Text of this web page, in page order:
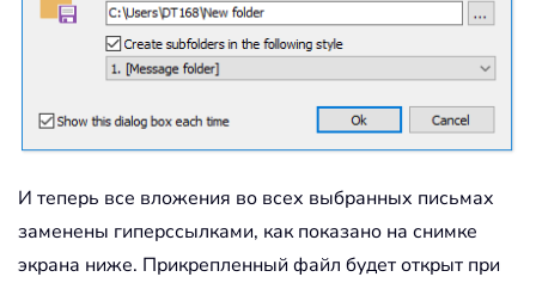
И теперь все вложения во всех выбранных письмах
заменены гиперссылками, как показано на снимке
экрана ниже. Прикрепленный файл будет открыт при